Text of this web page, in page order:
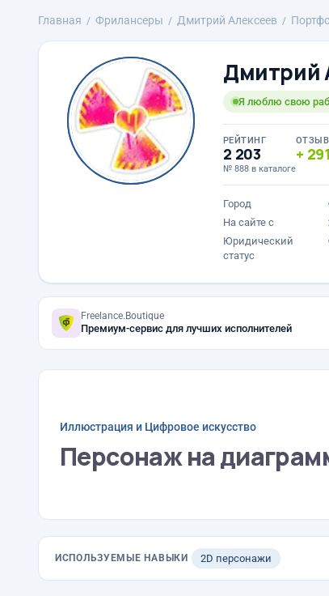
Главная Фрилансеры Дмитрий Алексеев
Дмитрий
Я люблю свою
РЕЙТИНГ
2 203
№ 888 в каталоге
291
Город
На сайте с
Юридический
статус
Freelance.Boutique
Премиум-сервис для лучших исполнителей
Иллюстрация и Цифровое искусство
Персонаж на
ИСПОЛЬЗУЕМЫЕ НАВЫКИ 2D персонажи